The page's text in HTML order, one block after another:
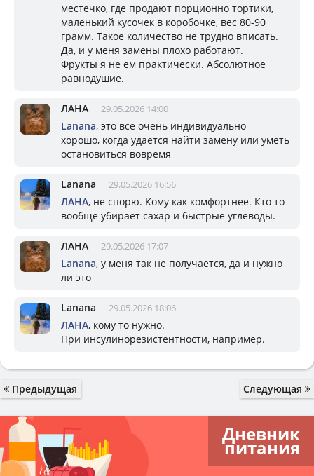
местечко, где продают порционно тортики,
маленький кусочек в коробочке, вес 80-90
грамм. Такое количество не трудно вписать.
Да, и у меня замены плохо работают.
Фрукты я не ем практически. Абсолютное
равнодушие.
ЛАНА 29.05.2026 14:00
Lanana, это всё очень индивидуально
хорошо, когда удаётся найти замену или уметь
остановиться вовремя
Lanana 29.05.2026 16:56
ЛАНА, не спорю. Кому как комфортнее. Кто то
вообще убирает сахар и быстрые углеводы.
ЛАНА 29.05.2026 17:07
Lanana, у меня так не получается, да и нужно
ли это
Lanana 29.05.2026 18:06
ЛАНА, кому то нужно.
При инсулинорезистентности, например.
Предыдущая Следующая
Дневник
питания